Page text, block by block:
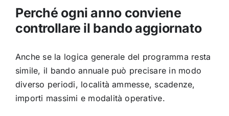
Perché ogni anno conviene
controllare il bando aggiornato
Anche se la logica generale del programma resta
simile, il bando annuale può precisare in modo
diverso periodi, località ammesse, scadenze,
importi massimi e modalità operative.